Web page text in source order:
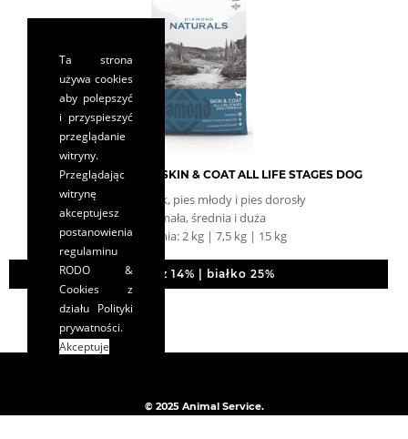
DIAMOND NATURALS SKIN & COAT ALL LIFE STAGES DOG
pies szczeniak, pies młody i pies dorosły
rasa: mała, średnia i duża
opakowania: 2 kg | 7,5 kg | 15 kg
tłuszcz 14% | białko 25%
© 2025 Animal Service.
Ta strona
używa cookies
aby polepszyć
i przyspieszyć
przeglądanie
witryny.
Przeglądając
witrynę
akceptujesz
postanowienia
regulaminu
RODO &
Cookies z
działu Polityki
prywatności.
Akceptuje